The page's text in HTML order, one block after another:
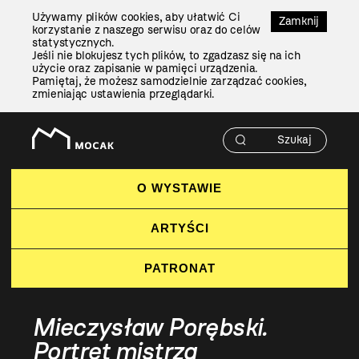
Zamknij
Używamy plików cookies, aby ułatwić Ci
korzystanie z naszego serwisu oraz do celów
statystycznych.
Jeśli nie blokujesz tych plików, to zgadzasz się na ich
użycie oraz zapisanie w pamięci urządzenia.
Pamiętaj, że możesz samodzielnie zarządzać cookies,
zmieniając ustawienia przeglądarki.
O WYSTAWIE
ARTYŚCI
PATRONAT
Mieczysław Porębski.
Portret mistrza